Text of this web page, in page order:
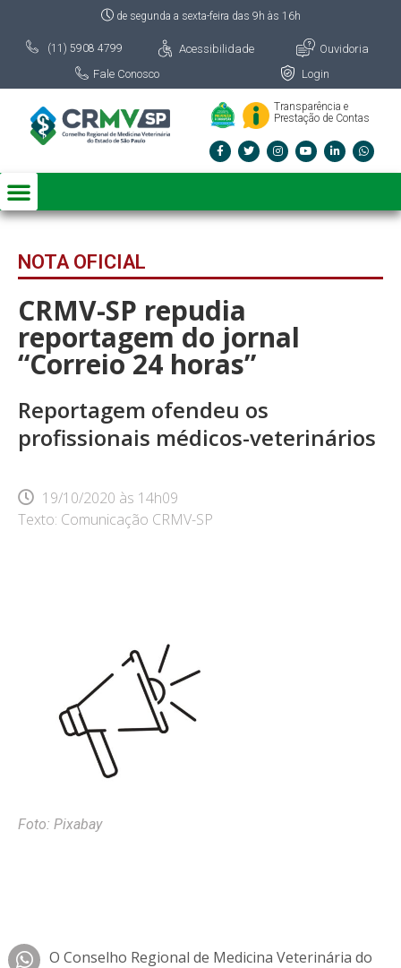
de segunda a sexta-feira das 9h às 16h
(11) 5908 4799 Acessibilidade
Ouvidoria
Fale Conosco
Login
Transparência e
Prestação de Contas
NOTA OFICIAL
CRMV-SP repudia
reportagem do jornal
“Correio 24 horas”
Reportagem ofendeu os
profissionais médicos-veterinários
19/10/2020 às 14h09
Texto: Comunicação CRMV-SP
Foto: Pixabay
O Conselho Regional de Medicina Veterinária do